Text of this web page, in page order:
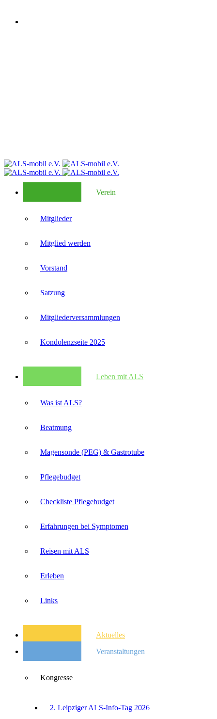
Verein
Mitglieder
Mitglied werden
Vorstand
Satzung
Mitglieder­versammlungen
Kondolenzseite 2025
Leben mit ALS
Was ist ALS?
Beatmung
Magensonde (PEG) & Gastrotube
Pflegebudget
Checkliste Pflegebudget
Erfahrungen bei Symptomen
Reisen mit ALS
Erleben
Links
Aktuelles
Veranstaltungen
Kongresse
2. Leipziger ALS-Info-Tag 2026